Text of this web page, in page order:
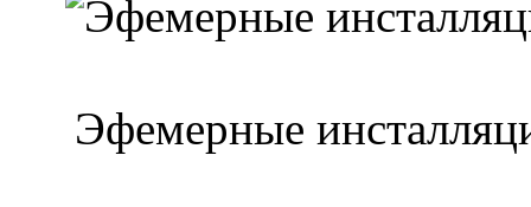
Эфемерные